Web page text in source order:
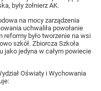
były żołnierz AK.
na mocy zarządzenia
uchwaliła powołanie
reformy było tworzenie na wsi
szkół. Zbiorcza Szkoła
jako jedyna w całym powiecie
Oświaty i Wychowania